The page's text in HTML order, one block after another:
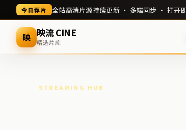
今日荐片 全站高清片源持续更新 · 多端同步 · 打开
映 映流 CINE
精选片库
STREAMING HUB